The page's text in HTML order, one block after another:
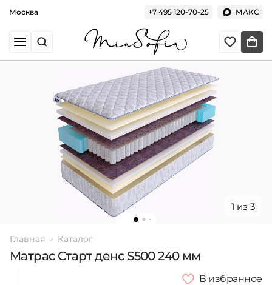
Москва +7 495 120-70-25 МАКС
1 из 3
Главная Каталог
Матрас Старт денс S500 240 мм
В избранное